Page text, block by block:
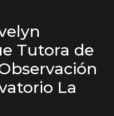
Tutora de
La